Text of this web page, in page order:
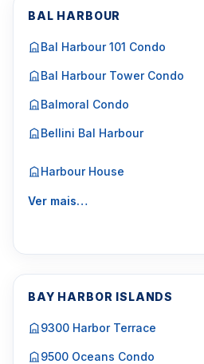
BAL HARBOUR
Bal Harbour 101 Condo
Bal Harbour Tower Condo
Balmoral Condo
Bellini Bal Harbour
Harbour House
Ver mais…
BAY HARBOR ISLANDS
9300 Harbor Terrace
9500 Oceans Condo